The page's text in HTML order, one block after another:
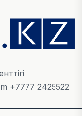
жауап
және
+7777 2425522